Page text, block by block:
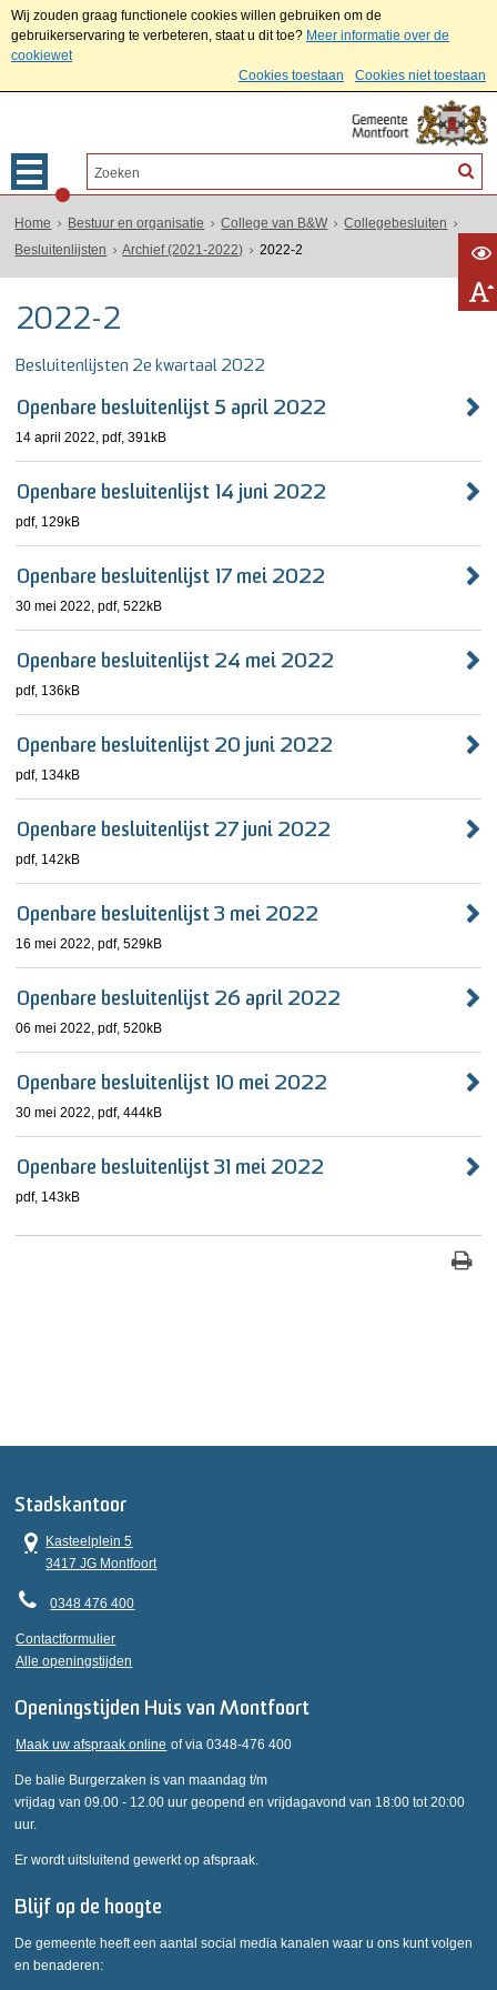
Wij zouden graag functionele cookies willen gebruiken om de
gebruikerservaring te verbeteren, staat u dit toe? Meer informatie over de
cookiewet
Cookies toestaan
Cookies niet toestaan
Home Bestuur en organisatie College van B&W
Collegebesluiten
Besluitenlijsten
Archief (2021-2022) 2022-2
2022-2
Besluitenlijsten 2e kwartaal 2022
Openbare besluitenlijst 5 april 2022
14 april 2022,pdf, 391kB
Openbare besluitenlijst 14 juni 2022
pdf, 129kB
Openbare besluitenlijst 17 mei 2022
30 mei 2022,pdf, 522kB
Openbare besluitenlijst 24 mei 2022
pdf, 136kB
Openbare besluitenlijst 20 juni 2022
pdf, 134kB
Openbare besluitenlijst 27 juni 2022
pdf, 142kB
Openbare besluitenlijst 3 mei 2022
16 mei 2022,pdf, 529kB
Openbare besluitenlijst 26 april 2022
06 mei 2022,pdf, 520kB
Openbare besluitenlijst 10 mei 2022
30 mei 2022,pdf, 444kB
Openbare besluitenlijst 31 mei 2022
pdf, 143kB
Stadskantoor
Kasteelplein 5
3417 JG Montfoort
0348 476 400
Contactformulier
Alle openingstijden
Openingstijden Huis van Montfoort
Maak uw afspraak online of via 0348-476 400
De balie Burgerzaken is van maandag t/m
vrijdag van 09.00 - 12.00 uur geopend en vrijdagavond van 18:00 tot 20:00
uur.
Er wordt uitsluitend gewerkt op afspraak.
Blijf op de hoogte
De gemeente heeft een aantal social media kanalen waar u ons kunt volgen
en benaderen: